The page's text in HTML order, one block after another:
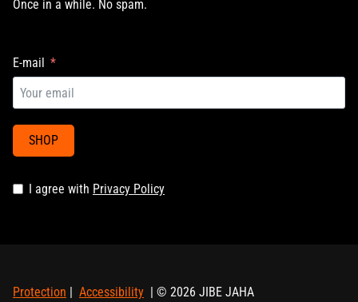
Once in a while. No spam.
E-mail
SHOP
I agree with Privacy Policy
Protection Accessibility | © 2026 JIBE JAHA